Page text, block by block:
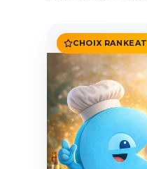
CHOIX RANKEAT